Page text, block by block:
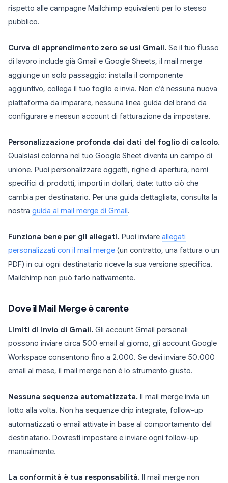
rispetto alle campagne Mailchimp equivalenti per lo stesso
pubblico.
Curva di apprendimento zero se usi Gmail. Se il tuo flusso
di lavoro include già Gmail e Google Sheets, il mail merge
aggiunge un solo passaggio: installa il componente
aggiuntivo, collega il tuo foglio e invia. Non c’è nessuna nuova
piattaforma da imparare, nessuna linea guida del brand da
configurare e nessun account di fatturazione da impostare.
Personalizzazione profonda dai dati del foglio di calcolo.
Qualsiasi colonna nel tuo Google Sheet diventa un campo di
unione. Puoi personalizzare oggetti, righe di apertura, nomi
specifici di prodotti, importi in dollari, date: tutto ciò che
cambia per destinatario. Per una guida dettagliata, consulta la
nostra guida al mail merge di Gmail .
Funziona bene per gli allegati. Puoi inviare allegati
personalizzati con il mail merge (un contratto, una fattura o un
PDF) in cui ogni destinatario riceve la sua versione specifica.
Mailchimp non può farlo nativamente.
Dove il Mail Merge è carente
Limiti di invio di Gmail. Gli account Gmail personali
possono inviare circa 500 email al giorno, gli account Google
Workspace consentono fino a 2.000. Se devi inviare 50.000
email al mese, il mail merge non è lo strumento giusto.
Nessuna sequenza automatizzata. Il mail merge invia un
lotto alla volta. Non ha sequenze drip integrate, follow-up
automatizzati o email attivate in base al comportamento del
destinatario. Dovresti impostare e inviare ogni follow-up
manualmente.
La conformità è tua responsabilità. Il mail merge non